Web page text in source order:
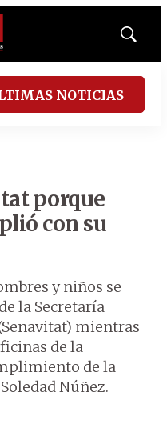
Mostrar
NOTICIAS
porque
con su
y niños se
la Secretaría
mientras
de la
de la
Núñez.